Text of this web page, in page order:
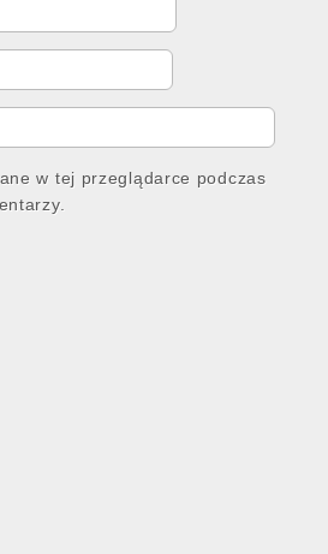
w tej przeglądarce podczas